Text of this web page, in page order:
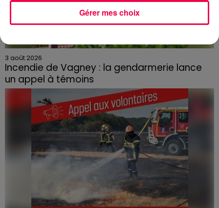
3 août 2026
Incendie de Vagney : la gendarmerie lance
un appel à témoins
Le feu, parti d'une haie avant de se propager au
quartier résidentiel, avait détruit deux habitations et
contraint à l'évacuation d'une centaine de personnes.
Gérer mes choix